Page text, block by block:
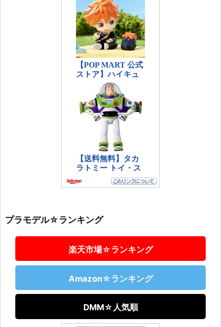
プラモデル☆ランキング
楽天市場☆ランキング
Amazon☆ランキング
DMM☆人気順